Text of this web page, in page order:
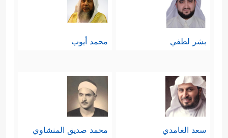
بشر لطفي محمد أيوب
سعد الغامدي محمد صديق المنشاوي